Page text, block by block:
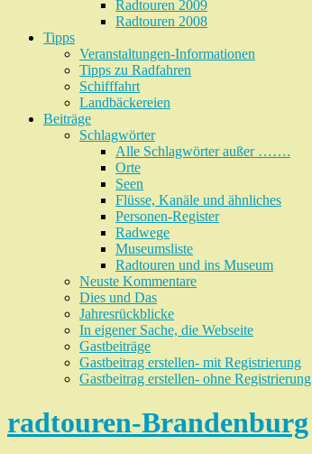
Radtouren 2009
Radtouren 2008
Tipps
Veranstaltungen-Informationen
Tipps zu Radfahren
Schifffahrt
Landbäckereien
Beiträge
Schlagwörter
Alle Schlagwörter außer …….
Orte
Seen
Flüsse, Kanäle und ähnliches
Personen-Register
Radwege
Museumsliste
Radtouren und ins Museum
Neuste Kommentare
Dies und Das
Jahresrückblicke
In eigener Sache, die Webseite
Gastbeiträge
Gastbeitrag erstellen- mit Registrierung
Gastbeitrag erstellen- ohne Registrierung
radtouren-Brandenburg